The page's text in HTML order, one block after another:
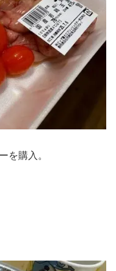
を購入。